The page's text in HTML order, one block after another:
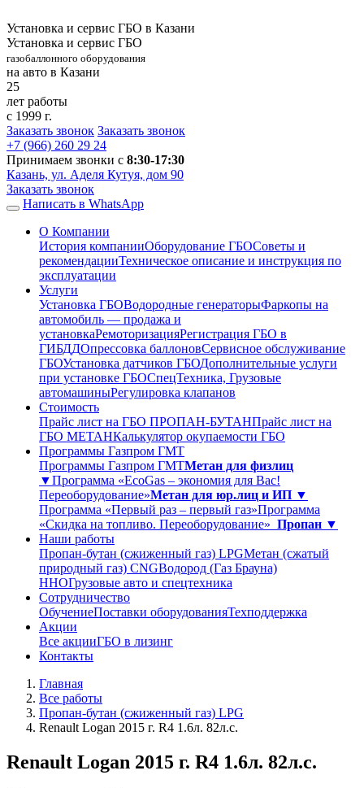
Установка и сервис ГБО в Казани
Установка и сервис ГБО
газобаллонного оборудования
на авто в Казани
25
лет работы
с 1999 г.
Заказать звонок Заказать звонок
+7 (966) 260 29 24
Принимаем звонки с 8:30-17:30
Казань, ул. Аделя Кутуя, дом 90
Заказать звонок
Написать в WhatsApp
О Компании
История компанииОборудование ГБОСоветы и
рекомендацииТехническое описание и инструкция по
эксплуатации
Услуги
Установка ГБОВодородные генераторыФаркопы на
автомобиль — продажа и
установкаРемоторизацияРегистрация ГБО в
ГИБДДОпрессовка баллоновСервисное обслуживание
ГБОУстановка датчиков ГБОДополнительные услуги
при установке ГБОСпецТехника, Грузовые
автомашиныРегулировка клапанов
Стоимость
Прайс лист на ГБО ПРОПАН-БУТАНПрайс лист на
ГБО МЕТАНКалькулятор окупаемости ГБО
Программы Газпром ГМТ
Программы Газпром ГМТМетан для физлиц
▼Программа «EcoGas – экономия для Вас!
Переоборудование»Метан для юр.лиц и ИП ▼
Программа «Первый раз – первый газ»Программа
«Скидка на топливо. Переоборудование» Пропан ▼
Наши работы
Пропан-бутан (сжиженный газ) LPGМетан (сжатый
природный газ) CNGВодород (Газ Брауна)
ННОГрузовые авто и спецтехника
Сотрудничество
ОбучениеПоставки оборудованияТехподдержка
Акции
Все акцииГБО в лизинг
Контакты
Главная
Все работы
Пропан-бутан (сжиженный газ) LPG
Renault Logan 2015 г. R4 1.6л. 82л.с.
Renault Logan 2015 г. R4 1.6л. 82л.с.